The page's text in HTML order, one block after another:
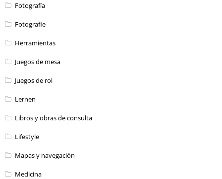
Fotografía
Fotografie
Herramientas
Juegos de mesa
Juegos de rol
Lernen
Libros y obras de consulta
Lifestyle
Mapas y navegación
Medicina